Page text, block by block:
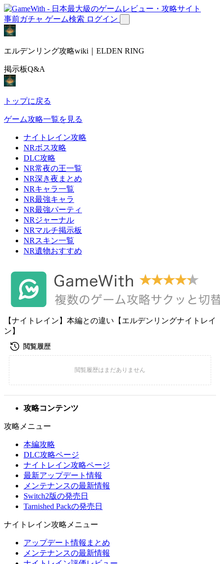
事前ガチャ ゲーム検索 ログイン
エルデンリング攻略wiki｜ELDEN RING
掲示板Q&A
トップに戻る
ゲーム攻略一覧を見る
ナイトレイン攻略
NRボス攻略
DLC攻略
NR常夜の王一覧
NR深き夜まとめ
NRキャラ一覧
NR最強キャラ
NR最強パーティ
NRジャーナル
NRマルチ掲示板
NRスキン一覧
NR遺物おすすめ
【ナイトレイン】本編との違い【エルデンリングナイトレイ
ン】
攻略コンテンツ
攻略メニュー
本編攻略
DLC攻略ページ
ナイトレイン攻略ページ
最新アップデート情報
メンテナンスの最新情報
Switch2版の発売日
Tarnished Packの発売日
ナイトレイン攻略メニュー
アップデート情報まとめ
メンテナンスの最新情報